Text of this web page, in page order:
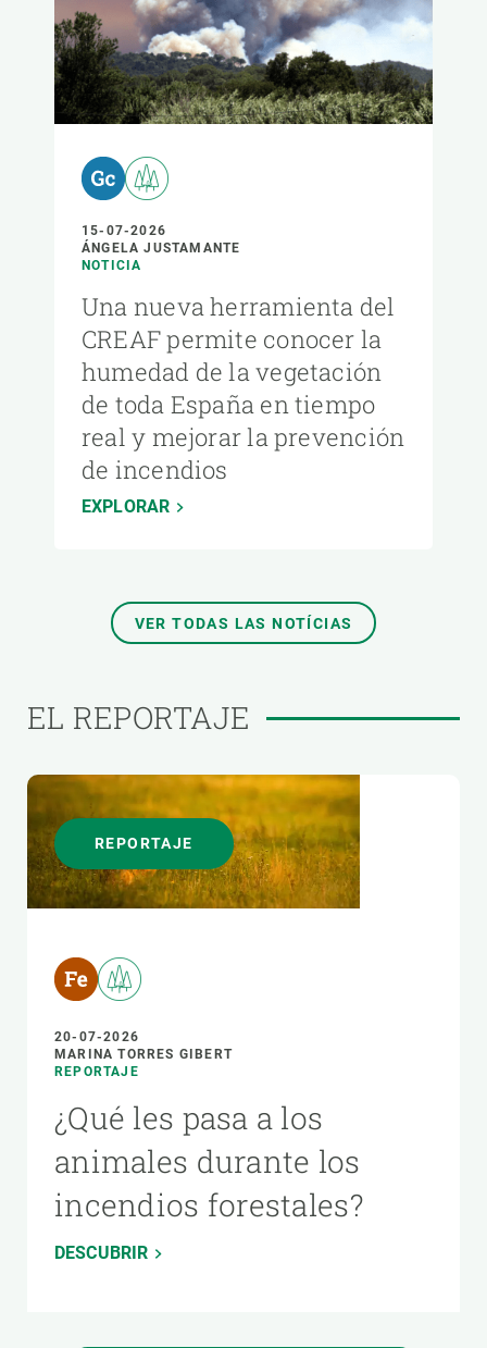
15-07-2026
ÁNGELA JUSTAMANTE
NOTICIA
Una nueva herramienta del
CREAF permite conocer la
humedad de la vegetación
de toda España en tiempo
real y mejorar la prevención
de incendios
EXPLORAR
VER TODAS LAS NOTÍCIAS
EL REPORTAJE
REPORTAJE
20-07-2026
MARINA TORRES GIBERT
REPORTAJE
¿Qué les pasa a los
animales durante los
incendios forestales?
DESCUBRIR